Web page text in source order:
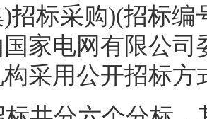
)招标采购)(招标编
家电网有限公
采用公开招标方